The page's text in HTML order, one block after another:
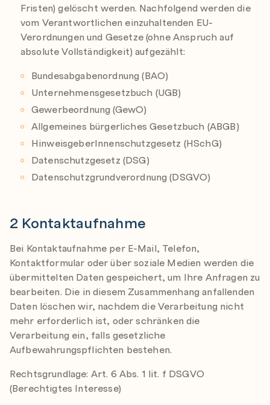
Fristen) gelöscht werden. Nachfolgend werden die
vom Verantwortlichen einzuhaltenden EU-
Verordnungen und Gesetze (ohne Anspruch auf
absolute Vollständigkeit) aufgezählt:
Bundesabgabenordnung (BAO)
Unternehmensgesetzbuch (UGB)
Gewerbeordnung (GewO)
Allgemeines bürgerliches Gesetzbuch (ABGB)
HinweisgeberInnenschutzgesetz (HSchG)
Datenschutzgesetz (DSG)
Datenschutzgrundverordnung (DSGVO)
2 Kontaktaufnahme
Bei Kontaktaufnahme per E-Mail, Telefon,
Kontaktformular oder über soziale Medien werden die
übermittelten Daten gespeichert, um Ihre Anfragen zu
bearbeiten. Die in diesem Zusammenhang anfallenden
Daten löschen wir, nachdem die Verarbeitung nicht
mehr erforderlich ist, oder schränken die
Verarbeitung ein, falls gesetzliche
Aufbewahrungspflichten bestehen.
Rechtsgrundlage: Art. 6 Abs. 1 lit. f DSGVO
(Berechtigtes Interesse)